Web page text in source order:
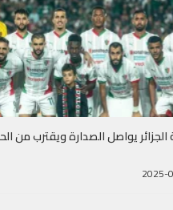
يواصل الصدارة ويقترب من